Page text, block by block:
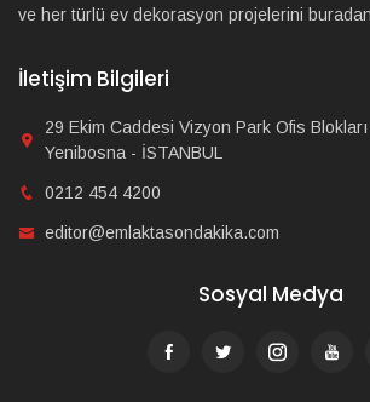
ve her türlü ev dekorasyon projelerini
İletişim Bilgileri
29 Ekim Caddesi Vizyon Park Ofis
Yenibosna - İSTANBUL
0212 454 4200
editor@emlaktasondakika.com
Sosyal Medya